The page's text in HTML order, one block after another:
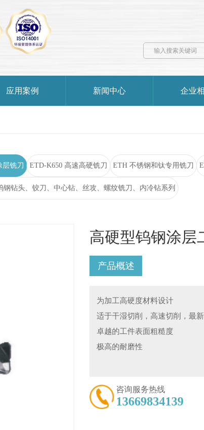
应用案例 新闻中心 企业
层铣刀 ETD-K650 高速高硬铣刀 ETH 不锈钢和钛专用铣刀
钢钻头、铰刀、中心钻、丝攻、螺纹铣刀、内冷钻系列
高硬型钨钢涂层
产品概述
为加工高硬度材料设计
适于干湿切削，高速切削，最
卓越的工件表面粗糙度
极高的耐磨性
咨询服务热线
13669834139